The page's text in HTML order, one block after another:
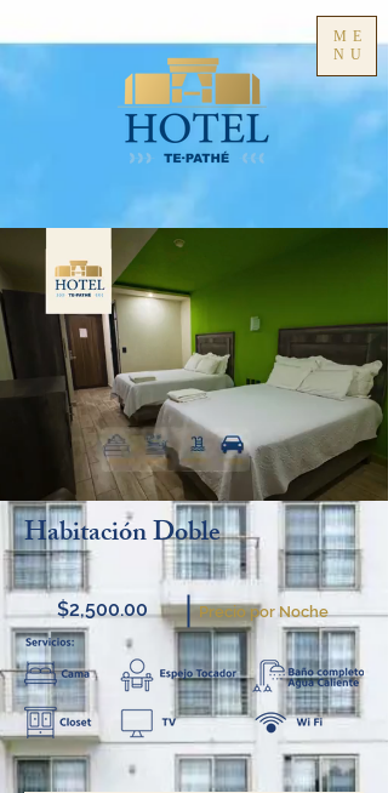
ME
NU
Habitación Doble
$2,500.00 Precio por Noche